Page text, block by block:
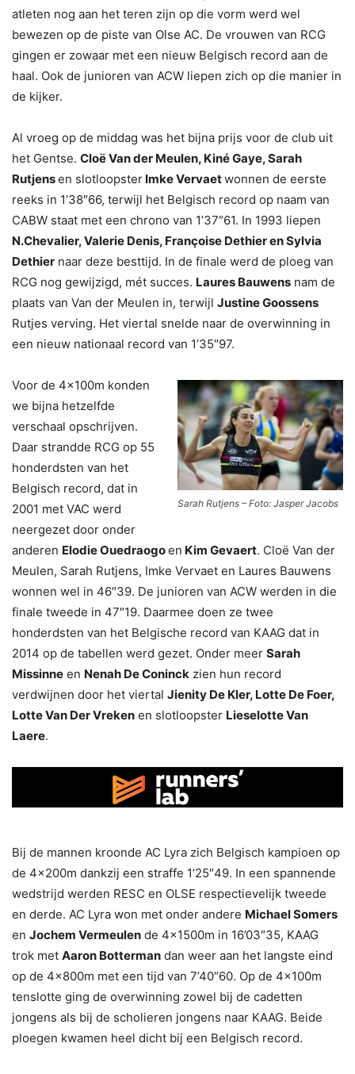
atleten nog aan het teren zijn op die vorm werd wel
bewezen op de piste van Olse AC. De vrouwen van RCG
gingen er zowaar met een nieuw Belgisch record aan de
haal. Ook de junioren van ACW liepen zich op die manier in
de kijker.
Al vroeg op de middag was het bijna prijs voor de club uit
het Gentse. Cloë Van der Meulen, Kiné Gaye, Sarah
Rutjensen slotloopster Imke Vervaetwonnen de eerste
reeks in 1’38″66, terwijl het Belgisch record op naam van
CABW staat met een chrono van 1’37″61. In 1993 liepen
N.Chevalier, Valerie Denis, Françoise Dethier en Sylvia
Dethier naar deze besttijd. In de finale werd de ploeg van
RCG nog gewijzigd, mét succes. Laures Bauwens nam de
plaats van Van der Meulen in, terwijl Justine Goossens
Rutjes verving. Het viertal snelde naar de overwinning in
een nieuw nationaal record van 1’35″97.
Sarah Rutjens – Foto: Jasper Jacobs
Voor de 4x100m konden
we bijna hetzelfde
verschaal opschrijven.
Daar strandde RCG op 55
honderdsten van het
Belgisch record, dat in
2001 met VAC werd
neergezet door onder
anderen Elodie Ouedraogoen Kim Gevaert. Cloë Van der
Meulen, Sarah Rutjens, Imke Vervaet en Laures Bauwens
wonnen wel in 46″39. De junioren van ACW werden in die
finale tweede in 47″19. Daarmee doen ze twee
honderdsten van het Belgische record van KAAG dat in
2014 op de tabellen werd gezet. Onder meer Sarah
Missinne en Nenah De Coninck zien hun record
verdwijnen door het viertal Jienity De Kler, Lotte De Foer,
Lotte Van Der Vreken en slotloopster Lieselotte Van
Laere.
Bij de mannen kroonde AC Lyra zich Belgisch kampioen op
de 4x200m dankzij een straffe 1’25″49. In een spannende
wedstrijd werden RESC en OLSE respectievelijk tweede
en derde. AC Lyra won met onder andere Michael Somers
en Jochem Vermeulen de 4x1500m in 16’03″35, KAAG
trok met Aaron Botterman dan weer aan het langste eind
op de 4x800m met een tijd van 7’40″60. Op de 4x100m
tenslotte ging de overwinning zowel bij de cadetten
jongens als bij de scholieren jongens naar KAAG. Beide
ploegen kwamen heel dicht bij een Belgisch record.